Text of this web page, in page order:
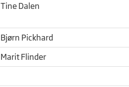
Tine Dalen
Bjørn Pickhard
Marit Flinder